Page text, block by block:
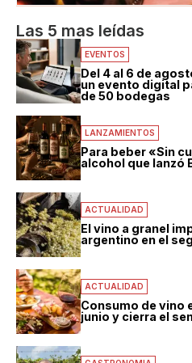
Las 5 mas leídas
EVENTOS
Del 4 al 6 de
un evento digital
de 50 bodegas
LANZAMIENTOS
Para beber «Sin
alcohol que lanzó
ACTUALIDAD
El vino a granel
argentino en el
ACTUALIDAD
Consumo de vino
junio y cierra el